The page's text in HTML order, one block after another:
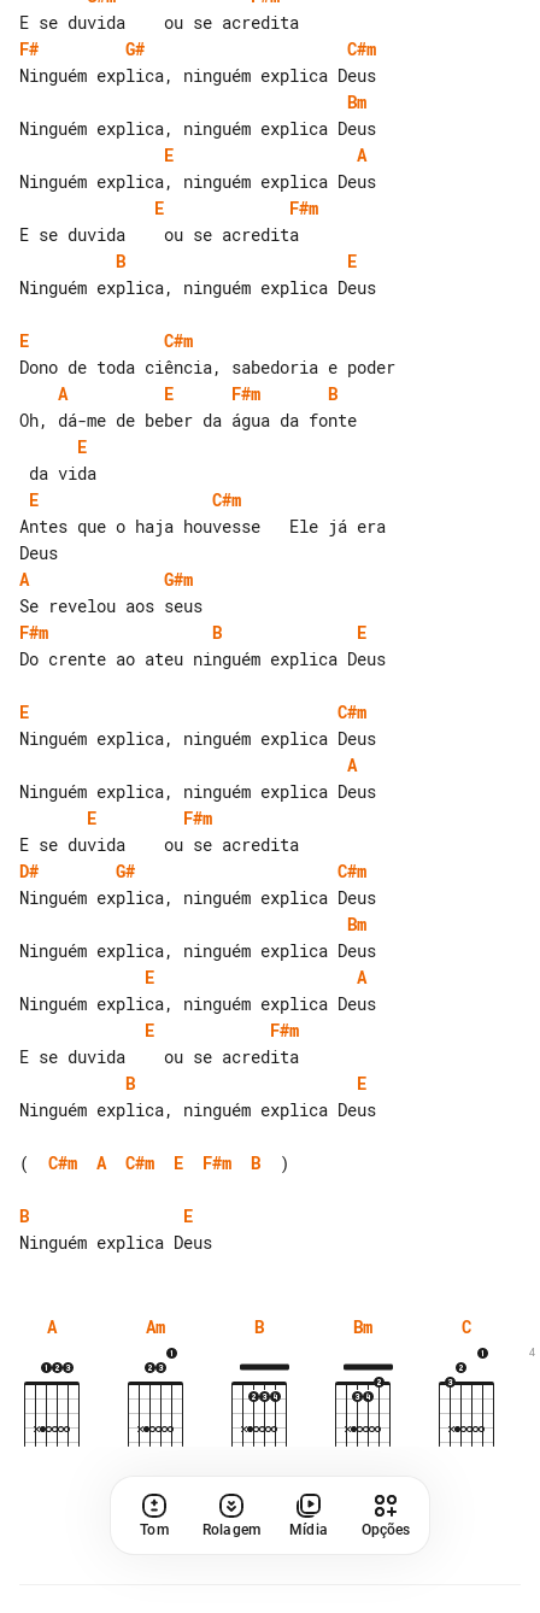
F#
G#
C#m
Bm
E
A
E
F#m
B
E
Ninguém explica, ninguém explica Deus
E
C#m
A
E F#m
B
E
E
C#m
Antes que o haja houvesse   Ele já era
A
G#m
F#m
B
E
Do crente ao ateu ninguém explica Deus
E
C#m
A
E
F#m
D#
G#
C#m
Bm
E
A
E
F#m
B
E
Ninguém explica, ninguém explica Deus
( C#m A C#m E F#m B
  )
B
E
A Am B Bm C
4
Tom Rolagem Mídia Opções